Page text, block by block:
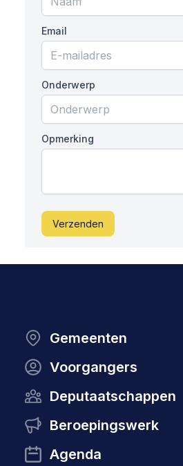
Email
Onderwerp
Opmerking
Verzenden
Gemeenten
Voorgangers
Deputaatschappen
Beroepingswerk
Agenda